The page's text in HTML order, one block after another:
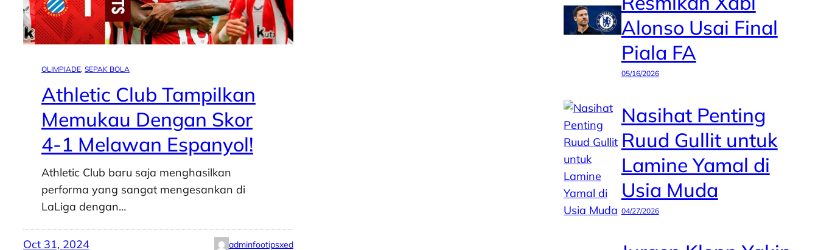
OLIMPIADE, SEPAK BOLA
Athletic Club Tampilkan
Memukau Dengan Skor
4-1 Melawan Espanyol!
Athletic Club baru saja menghasilkan
performa yang sangat mengesankan di
LaLiga dengan…
Oct 31, 2024 adminfootipsxed
Alonso Usai Final
Piala FA
05/16/2026
Nasihat Penting
Ruud Gullit untuk
Lamine Yamal di
Usia Muda
04/27/2026